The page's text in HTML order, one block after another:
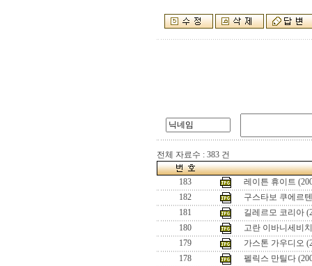
전체 자료수 : 383 건
183
레이튼 휴이트
182
구스타보 쿠에르
181
길레르모 코리아
180
고란 이바니세비
179
가스톤 가우디오
178
펠릭스 만틸다